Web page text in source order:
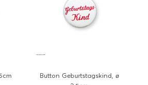
Button Geburtstagskind, ø